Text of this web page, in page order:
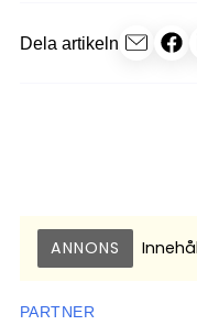
Dela artikeln
ANNONS
PARTNER